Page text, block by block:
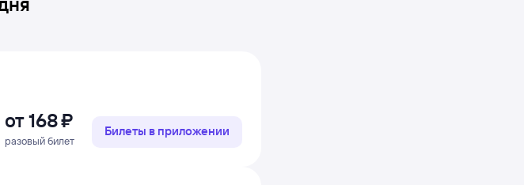
от168 ⁠₽
разовый билет
Билеты в приложении